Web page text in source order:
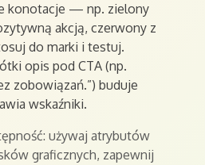
konotacje — np. zielony
akcją, czerwony z
do marki i testuj.
opis pod CTA (np.
zobowiązań.”) buduje
wskaźniki.
używaj atrybutów
graficznych, zapewnij